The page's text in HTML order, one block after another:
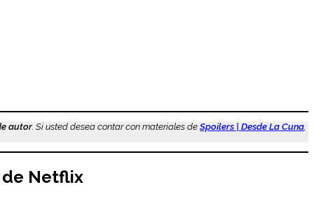
autor. Si usted desea contar con materiales de Spoilers | Desde La Cuna,
Netflix